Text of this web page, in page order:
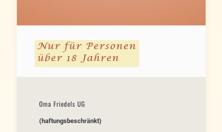
Oma Friedels UG
(haftungsbeschränkt)